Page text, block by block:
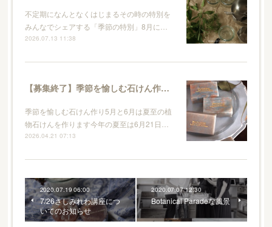
不定期になんとなくはじまるその時の特別を
みんなでシェアする「季節の特別」8月に…
2026.07.13 11:38
【募集終了】季節を愉しむ石けん作り / 5月夏至の植物石けん
季節を愉しむ石けん作り5月と6月は夏至の植
物石けんを作ります今年の夏至は6月21日…
2026.04.21 07:13
2020.07.19 06:00
7/26さしみれわ講座につ
いてのお知らせ
2020.07.07 12:30
Botanical Paradeな風景